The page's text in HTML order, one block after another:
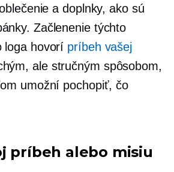
a doplnky, ako sú
Začlenenie týchto
loga hovorí príbeh vašej
ale stručným spôsobom,
umožní pochopiť, čo
príbeh alebo misiu